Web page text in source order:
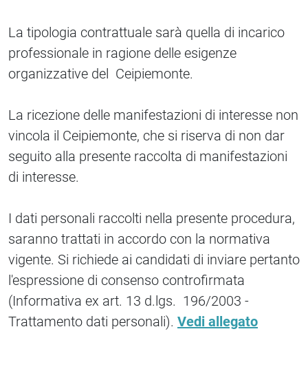
La tipologia contrattuale sarà quella di incarico
professionale in ragione delle esigenze
organizzative del Ceipiemonte.
La ricezione delle manifestazioni di interesse non
vincola il Ceipiemonte, che si riserva di non dar
seguito alla presente raccolta di manifestazioni
di interesse.
I dati personali raccolti nella presente procedura,
saranno trattati in accordo con la normativa
vigente. Si richiede ai candidati di inviare pertanto
l'espressione di consenso controfirmata
(Informativa ex art. 13 d.lgs. 196/2003 -
Trattamento dati personali). Vedi allegato